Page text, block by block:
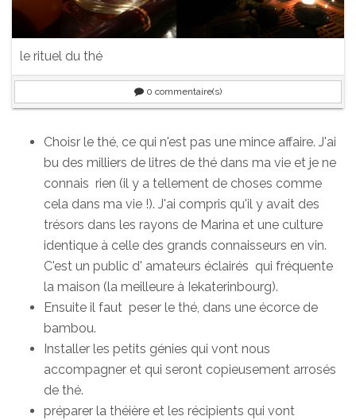
le rituel du thé
0 commentaire(s)
Choisr le thé, ce qui n'est pas une mince affaire. J'ai
bu des milliers de litres de thé dans ma vie et je ne
connais rien (il y a tellement de choses comme
cela dans ma vie !). J'ai compris qu'il y avait des
trésors dans les rayons de Marina et une culture
identique à celle des grands connaisseurs en vin.
C'est un public d' amateurs éclairés qui fréquente
la maison (la meilleure à Iekaterinbourg).
Ensuite il faut peser le thé, dans une écorce de
bambou.
Installer les petits génies qui vont nous
accompagner et qui seront copieusement arrosés
de thé.
préparer la théière et les récipients qui vont